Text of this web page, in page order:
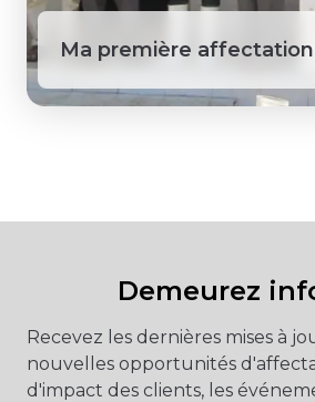
Ma première affectation
Demeurez
Recevez les dernières mises à
nouvelles opportunités
d'impact des clients, les